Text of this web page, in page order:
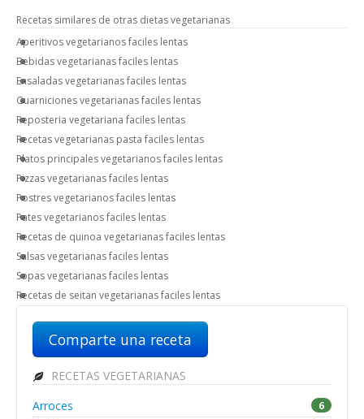
Recetas similares de otras dietas vegetarianas
Aperitivos vegetarianos faciles lentas
Bebidas vegetarianas faciles lentas
Ensaladas vegetarianas faciles lentas
Guarniciones vegetarianas faciles lentas
Reposteria vegetariana faciles lentas
Recetas vegetarianas pasta faciles lentas
Platos principales vegetarianos faciles lentas
Pizzas vegetarianas faciles lentas
Postres vegetarianos faciles lentas
Pates vegetarianos faciles lentas
Recetas de quinoa vegetarianas faciles lentas
Salsas vegetarianas faciles lentas
Sopas vegetarianas faciles lentas
Recetas de seitan vegetarianas faciles lentas
Comparte una receta
RECETAS VEGETARIANAS
Arroces
6